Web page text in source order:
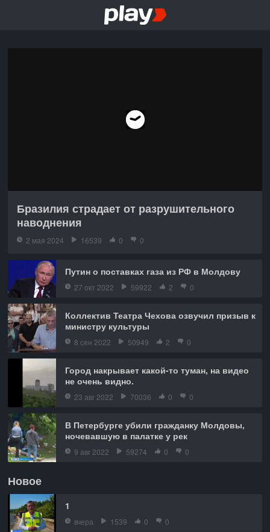
Бразилия страдает от разрушительного
наводнения
2 мая 2024 16539 0 0
Путин о поставках газа из РФ в Молдову
27 окт 2022 59922 2 0
Коллектив Театра Чехова озвучил призыв к
министру культуры
8 сен 2022 50949 2 0
Город накрывает какой-то туман, на видео
не очень видно.
23 авг 2022 70036 0 0
В Петербурге убили гражданку Молдовы,
ночевавшую в палатке у рек
9 авг 2022 59274 0 0
Новое
1
вчера 1539 0 0